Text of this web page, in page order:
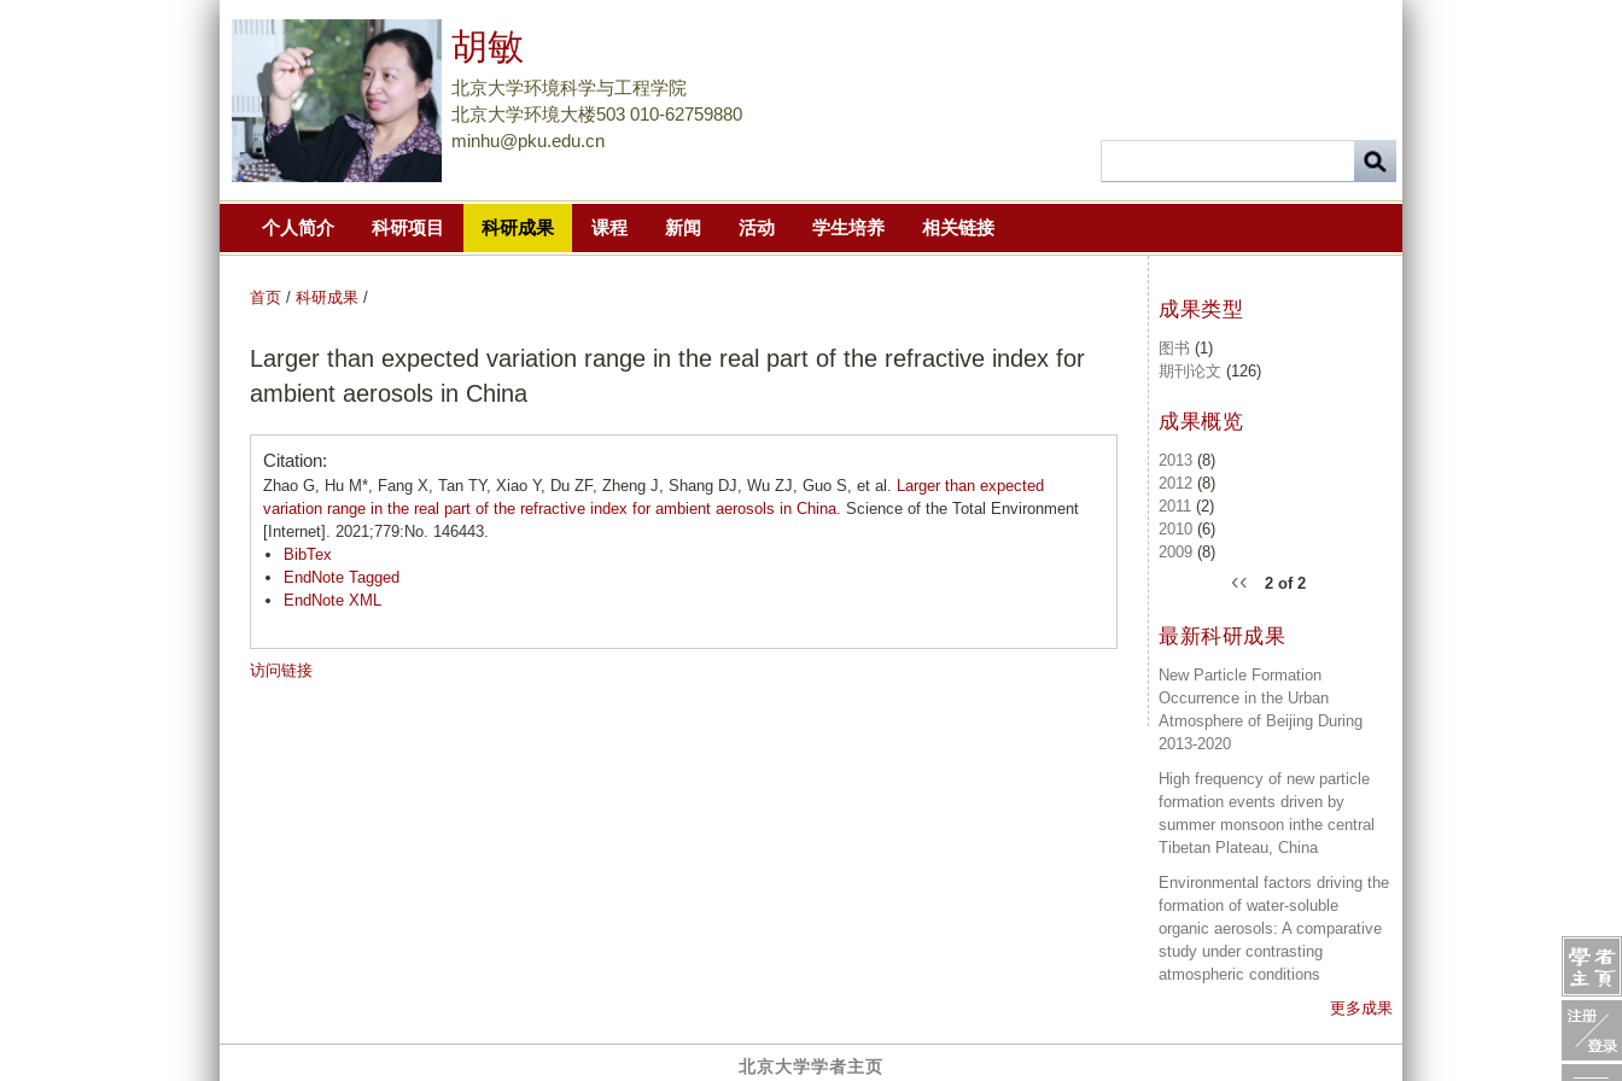
页
主
分
胡敏
北京大学环境科学与工程学院
北京大学环境大楼503 010-62759880
minhu@pku.edu.cn
个人简介 科研项目 科研成果 课程 新闻 活动 学生培养 相关链接
首页 / 科研成果 /
Larger than expected variation range in the real part of the refractive index for
ambient aerosols in China
Citation:
Zhao G, Hu M*, Fang X, Tan TY, Xiao Y, Du ZF, Zheng J, Shang DJ, Wu ZJ, Guo S, et al. Larger than expected
variation range in the real part of the refractive index for ambient aerosols in China. Science of the Total Environment
[Internet]. 2021;779:No. 146443.
BibTex
EndNote Tagged
EndNote XML
访问链接
成果类型
图书 (1)
期刊论文 (126)
成果概览
2013 (8)
2012 (8)
2011 (2)
2010 (6)
2009 (8)
‹‹ 2 of 2
最新科研成果
New Particle Formation
Occurrence in the Urban
Atmosphere of Beijing During
2013-2020
High frequency of new particle
formation events driven by
summer monsoon inthe central
Tibetan Plateau, China
Environmental factors driving the
formation of water-soluble
organic aerosols: A comparative
study under contrasting
atmospheric conditions
更多成果
北京大学学者主页